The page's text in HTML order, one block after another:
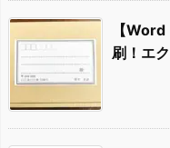
【
刷！エ